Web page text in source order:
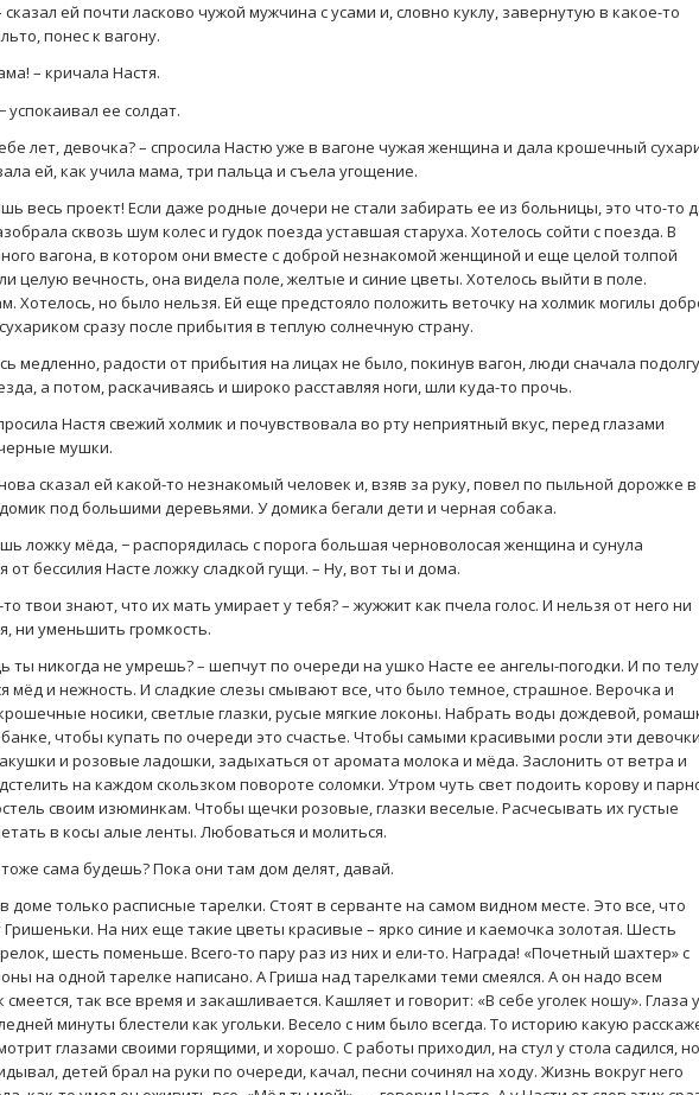
сказал ей почти ласково чужой мужчина с усами и, словно куклу, завернутую в какое-то
понес к вагону.
– кричала Настя.
успокаивал ее солдат.
лет, девочка? – спросила Настю уже в вагоне чужая женщина и дала крошечный
ей, как учила мама, три пальца и съела угощение.
весь проект! Если даже родные дочери не стали забирать ее из больницы, это что-то
сквозь шум колес и гудок поезда уставшая старуха. Хотелось сойти с поезда. В
вагона, в котором они вместе с доброй незнакомой женщиной и еще целой толпой
целую вечность, она видела поле, желтые и синие цветы. Хотелось выйти в поле.
Хотелось, но было нельзя. Ей еще предстояло положить веточку на холмик могилы
сразу после прибытия в теплую солнечную страну.
медленно, радости от прибытия на лицах не было, покинув вагон, люди сначала подолгу
а потом, раскачиваясь и широко расставляя ноги, шли куда-то прочь.
Настя свежий холмик и почувствовала во рту неприятный вкус, перед глазами
мушки.
сказал ей какой-то незнакомый человек и, взяв за руку, повел по пыльной дорожке в
под большими деревьями. У домика бегали дети и черная собака.
ложку мёда, − распорядилась с порога большая черноволосая женщина и сунула
бессилия Насте ложку сладкой гущи. – Ну, вот ты и дома.
твои знают, что их мать умирает у тебя? – жужжит как пчела голос. И нельзя от него ни
ни уменьшить громкость.
ты никогда не умрешь? – шепчут по очереди на ушко Насте ее ангелы-погодки. И по телу
мёд и нежность. И сладкие слезы смывают все, что было темное, страшное. Верочка и
носики, светлые глазки, русые мягкие локоны. Набрать воды дождевой,
чтобы купать по очереди это счастье. Чтобы самыми красивыми росли эти
и розовые ладошки, задыхаться от аромата молока и мёда. Заслонить от ветра и
на каждом скользком повороте соломки. Утром чуть свет подоить корову и
своим изюминкам. Чтобы щечки розовые, глазки веселые. Расчесывать их густые
в косы алые ленты. Любоваться и молиться.
сама будешь? Пока они там дом делят, давай.
доме только расписные тарелки. Стоят в серванте на самом видном месте. Это все, что
Гришеньки. На них еще такие цветы красивые – ярко синие и каемочка золотая. Шесть
шесть поменьше. Всего-то пару раз из них и ели-то. Награда! «Почетный шахтер» с
на одной тарелке написано. А Гриша над тарелками теми смеялся. А он надо всем
смеется, так все время и закашливается. Кашляет и говорит: «В себе уголек ношу». Глаза у
минуты блестели как угольки. Весело с ним было всегда. То историю какую
глазами своими горящими, и хорошо. С работы приходил, на стул у стола садился,
детей брал на руки по очереди, качал, песни сочинял на ходу. Жизнь вокруг него